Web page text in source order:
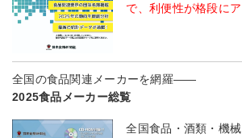
で、利便性が格段にア
全国の食品関連メーカーを網羅――
2025食品メーカー総覧
全国食品・酒類・機